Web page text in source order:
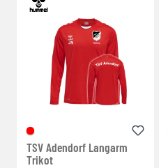
TSV Adendorf Langarm
Trikot